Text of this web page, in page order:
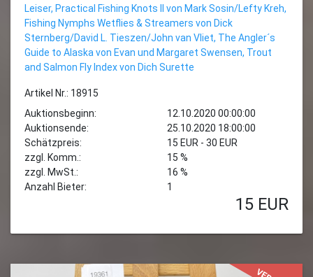
Leiser, Practical Fishing Knots II von Mark Sosin/Lefty Kreh,
Fishing Nymphs Wetflies & Streamers von Dick
Sternberg/David L. Tieszen/John van Vliet, The Angler´s
Guide to Alaska von Evan und Margaret Swensen, Trout
and Salmon Fly Index von Dich Surette
Artikel Nr.: 18915
Auktionsbeginn:
12.10.2020 00:00:00
Auktionsende:
25.10.2020 18:00:00
Schätzpreis:
15 EUR - 30 EUR
zzgl. Komm.:
15 %
zzgl. MwSt.:
16 %
Anzahl Bieter:
1
15 EUR